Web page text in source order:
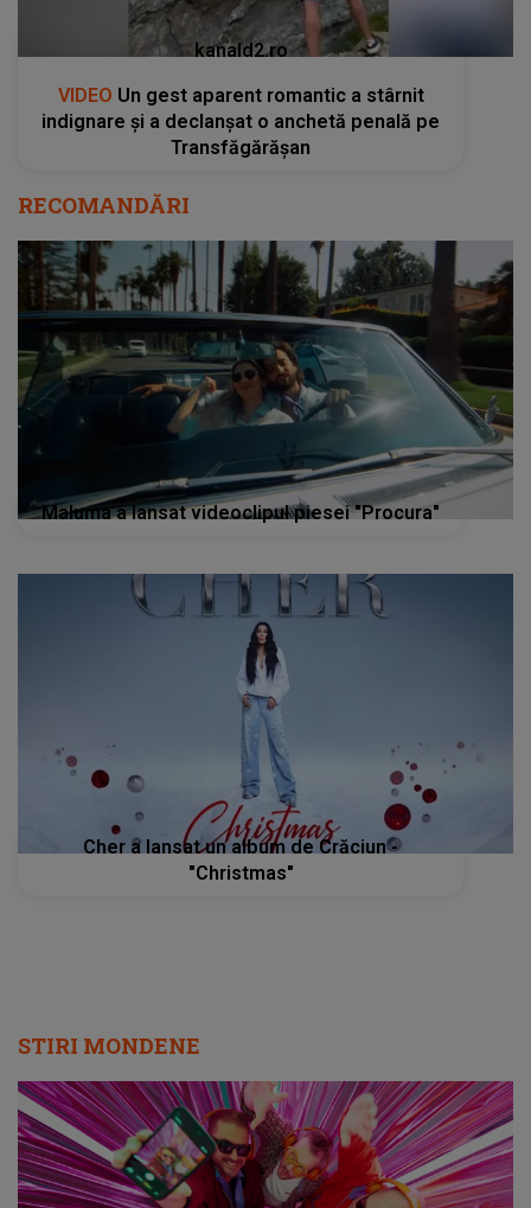
kanald2.ro
VIDEO Un gest aparent romantic a stârnit
indignare și a declanșat o anchetă penală pe
Transfăgărășan
RECOMANDĂRI
Maluma a lansat videoclipul piesei "Procura"
Cher a lansat un album de Crăciun -
"Christmas"
STIRI MONDENE